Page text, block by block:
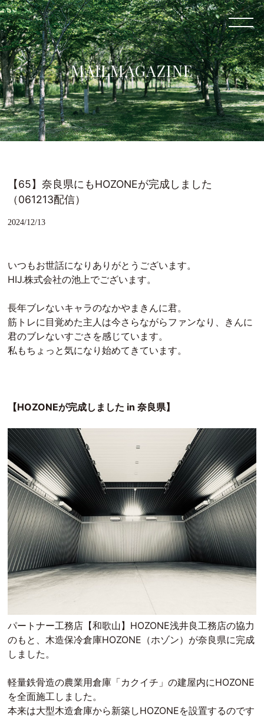
MAILMAGAZINE
【65】奈良県にもHOZONEが完成しました
（061213配信）
2024/12/13
いつもお世話になりありがとうございます。
HIJ.株式会社の池上でございます。
長年ブレないキャラのなかやまきんに君。
筋トレに目覚めた主人は今さらながらファンなり、きんに
君のブレないすごさを感じています。
私もちょっと気になり始めてきています。
【HOZONEが完成しました in 奈良県】
パートナー工務店【和歌山】HOZONE浅井良工務店の協力
のもと、木造保冷倉庫HOZONE（ホゾン）が奈良県に完成
しました。
軽量鉄骨造の農業用倉庫「カクイチ」の建屋内にHOZONE
を全面施工しました。
本来は大型木造倉庫から新築しHOZONEを設置するのです